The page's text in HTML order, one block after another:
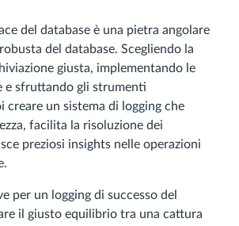
del database è una pietra angolare
del database. Scegliendo la
giusta, implementando le
e sfruttando gli strumenti
creare un sistema di logging che
facilita la risoluzione dei
preziosi insights nelle operazioni
per un logging di successo del
il giusto equilibrio tra una cattura